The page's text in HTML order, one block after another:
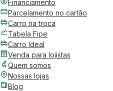
Financiamento
Parcelamento no cartão
Carro na troca
Tabela Fipe
Carro Ideal
Venda para lojistas
Quem somos
Nossas lojas
Blog